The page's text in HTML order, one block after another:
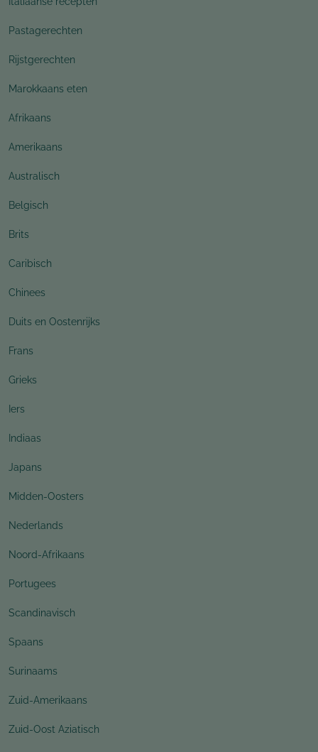
Pastagerechten
Rijstgerechten
Marokkaans eten
Afrikaans
Amerikaans
Australisch
Belgisch
Brits
Caribisch
Chinees
Duits en Oostenrijks
Frans
Grieks
Iers
Indiaas
Japans
Midden-Oosters
Nederlands
Noord-Afrikaans
Portugees
Scandinavisch
Spaans
Surinaams
Zuid-Amerikaans
Zuid-Oost Aziatisch